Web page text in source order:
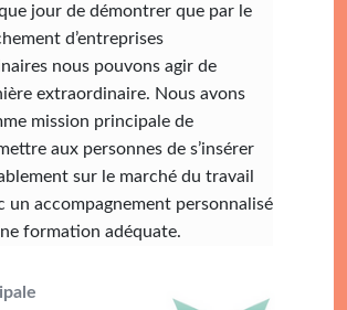
jour de démontrer que par le
d’entreprises
nous pouvons agir de
extraordinaire. Nous avons
mission principale de
aux personnes de s’insérer
sur le marché du travail
un accompagnement personnalisé
formation adéquate.​